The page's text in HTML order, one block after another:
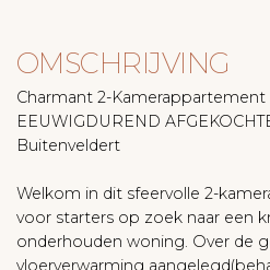
OMSCHRIJVING
Charmant 2-
EEUWIGDUREND
Buitenveldert
Welkom in dit sfeervolle 2-
voor starters op zoek naar een
onderhouden woning. Over de
vloerverwarming